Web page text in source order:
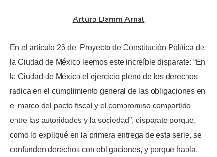
Arturo Damm Arnal
En el artículo 26 del Proyecto de Constitución Política de
la Ciudad de México leemos este increíble disparate: “En
la Ciudad de México el ejercicio pleno de los derechos
radica en el cumplimiento general de las obligaciones en
el marco del pacto fiscal y el compromiso compartido
entre las autoridades y la sociedad”, disparate porque,
como lo expliqué en la primera entrega de esta serie, se
confunden derechos con obligaciones, y porque habla,